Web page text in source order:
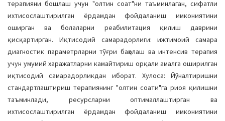
терапияни бошлаш учун "олтин соат"ни таъминлаган, сифатли
ихтисослаштирилган ёрдамдан фойдаланиш имкониятини
оширган ва болаларни реабилитация қилиш даврини
қисқартирган. Иқтисодий самарадорлиги: ижтимоий самара
диагностик параметрларни тўғри баҳолаш ва интенсив терапия
учун умумий харажатларни камайтириш орқали амалга оширилган
иқтисодий самарадорликдан иборат. Хулоса: Йўналтиришни
стандартлаштириш терапиянинг "олтин соати"га риоя қилишни
таъминлади, ресурсларни оптималлаштирган ва
ихтисослаштирилган ёрдамдан фойдаланиш имкониятини